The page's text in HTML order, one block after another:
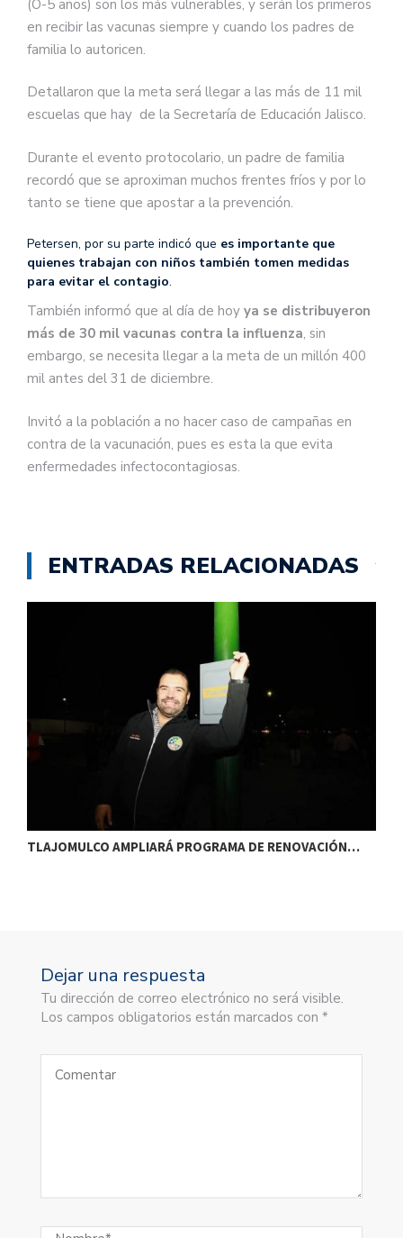
(O-5 años) son los más vulnerables, y serán los primeros
en recibir las vacunas siempre y cuando los padres de
familia lo autoricen.
Detallaron que la meta será llegar a las más de 11 mil
escuelas que hay de la Secretaría de Educación Jalisco.
Durante el evento protocolario, un padre de familia
recordó que se aproximan muchos frentes fríos y por lo
tanto se tiene que apostar a la prevención.
Petersen, por su parte indicó que es importante que
quienes trabajan con niños también tomen medidas
para evitar el contagio.
También informó que al día de hoy ya se distribuyeron
más de 30 mil vacunas contra la influenza, sin
embargo, se necesita llegar a la meta de un millón 400
mil antes del 31 de diciembre.
Invitó a la población a no hacer caso de campañas en
contra de la vacunación, pues es esta la que evita
enfermedades infectocontagiosas.
ENTRADAS RELACIONADAS
TLAJOMULCO AMPLIARÁ PROGRAMA DE RENOVACIÓN…
Dejar una respuesta
Tu dirección de correo electrónico no será visible.
Los campos obligatorios están marcados con *